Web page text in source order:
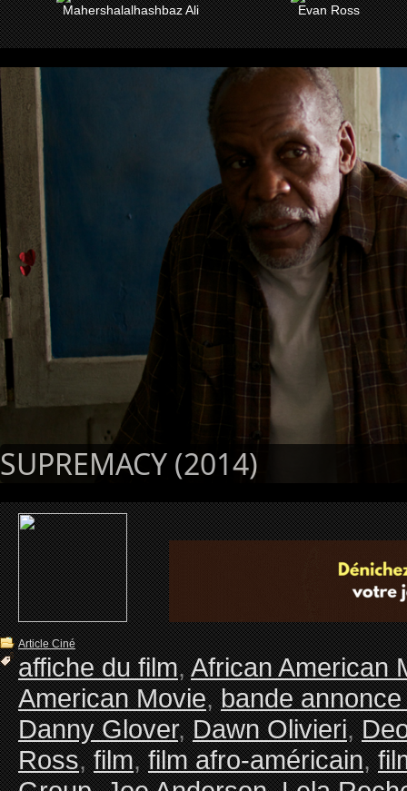
Mahershalalhashbaz Ali
Evan Ross
SUPREMACY (2014)
Article Ciné
affiche du film,African American
American Movie,bande
Danny Glover,Dawn Olivieri,
Ross,film,film afro-américain,